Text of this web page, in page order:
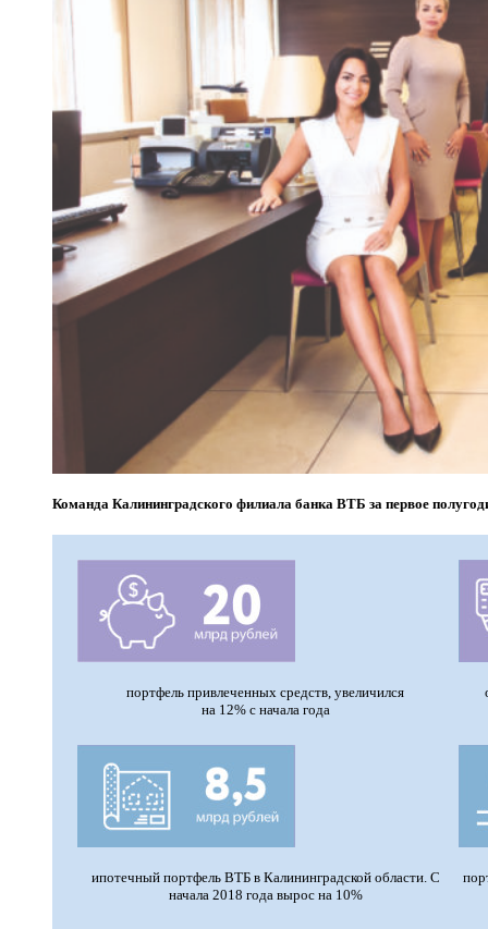
Команда Калининградского филиала банка ВТБ за первое
портфель привлеченных средств, увеличился
на 12% с начала года
ипотечный портфель ВТБ в Калининградской области. С
начала 2018 года вырос на 10%